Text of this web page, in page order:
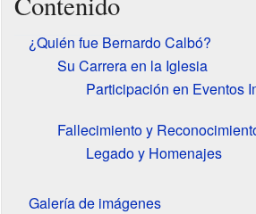
¿Quién fue Bernardo Calbó?
Su Carrera en la Iglesia
Participación en Eventos
Fallecimiento y
Legado y Homenajes
Galería de imágenes